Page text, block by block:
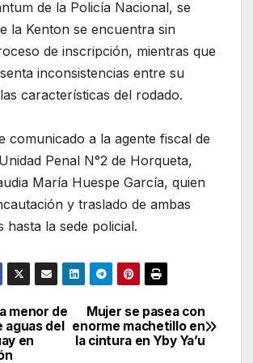
de la Policía Nacional, se
la Kenton se encuentra sin
de inscripción, mientras que
inconsistencias entre su
características del rodado.
comunicado a la agente fiscal de
Penal N°2 de Horqueta,
María Huespe García, quien
y traslado de ambas
hasta la sede policial.
Mujer se pasea con
enorme machetillo en
la cintura en Yby Ya’u
menor de
aguas del
en